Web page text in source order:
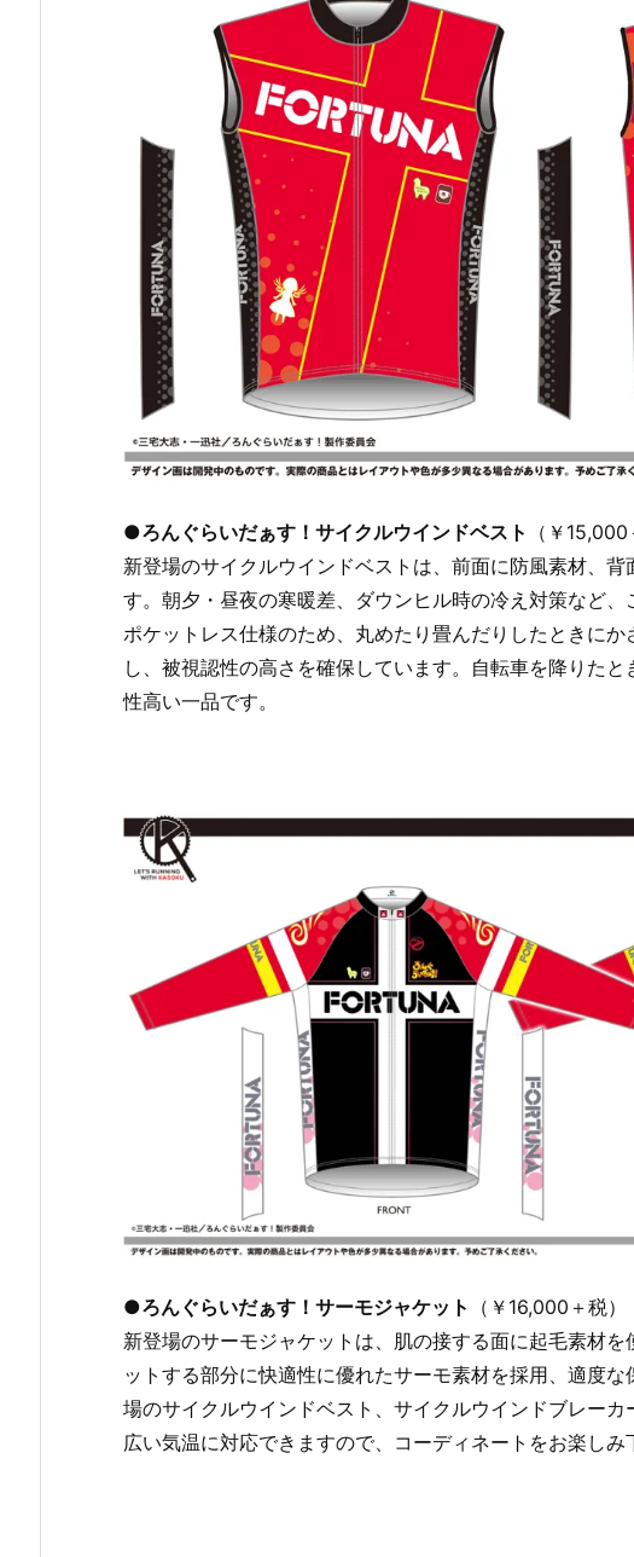
●ろんぐらいだぁす！サイクルウインドベスト
（￥15,000
新登場のサイクルウインドベストは、前面に防風素材、
す。朝夕・昼夜の寒暖差、ダウンヒル時の冷え対策など
ポケットレス仕様のため、丸めたり畳んだりしたときに
し、被視認性の高さを確保しています。自転車を降りた
性高い一品です。
●ろんぐらいだぁす！サーモジャケット
（￥16,000＋税）
新登場のサーモジャケットは、肌の接する面に起毛素材
ットする部分に快適性に優れたサーモ素材を採用、適度
場のサイクルウインドベスト、サイクルウインドブレー
広い気温に対応できますので、コーディネートをお楽しみ